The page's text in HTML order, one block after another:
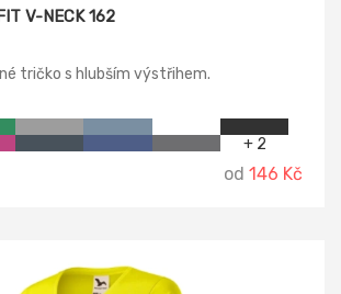
V-NECK 162
tričko s hlubším výstřihem.
+ 2
od 146 Kč